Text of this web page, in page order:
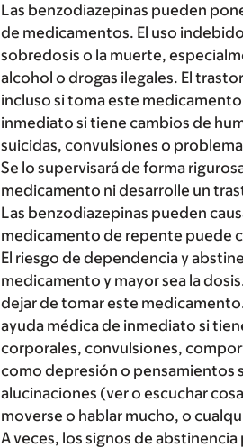
Las benzodiazepinas pueden
de medicamentos. El uso
sobredosis o la muerte,
alcohol o drogas ilegales. El
incluso si toma este
inmediato si tiene cambios de
suicidas, convulsiones o
Se lo supervisará de forma
medicamento ni desarrolle un
Las benzodiazepinas pueden
medicamento de repente puede
El riesgo de dependencia y
medicamento y mayor sea la
dejar de tomar este
ayuda médica de inmediato si
corporales, convulsiones,
como depresión o pensamientos
alucinaciones (ver o escuchar
moverse o hablar mucho, o
A veces, los signos de abstinencia